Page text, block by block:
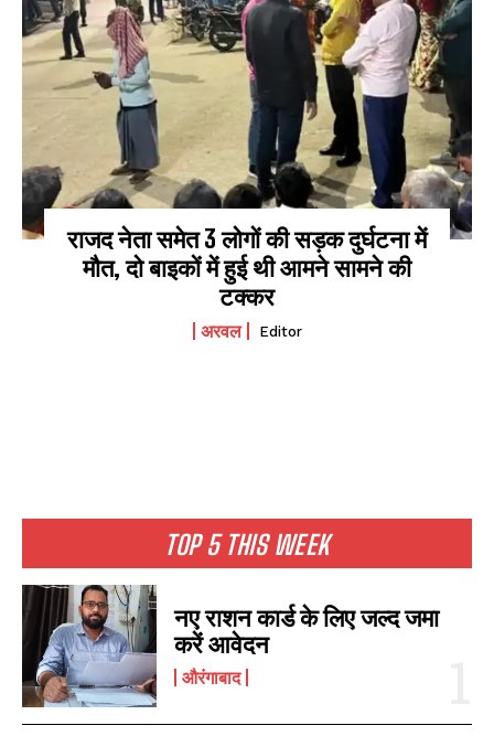
I WANT IN
I've read and accept thePrivacy Policy.
राजद नेता समेत 3 लोगों की सड़क दुर्घटना में
मौत, दो बाइकों में हुई थी आमने सामने की
टक्कर
अरवल Editor
TOP 5 THIS WEEK
नए राशन कार्ड के लिए जल्द जमा
करें आवेदन
औरंगाबाद